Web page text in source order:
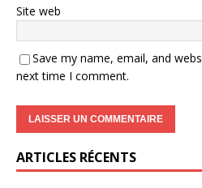
Site web
Save my name, email, and
next time I comment.
ARTICLES RÉCENTS